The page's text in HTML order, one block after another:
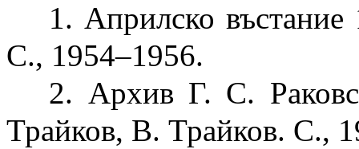
1. Априлско
С., 1954–1956.
2. Архив Г. С.
Трайков, В. Трайков. С.,